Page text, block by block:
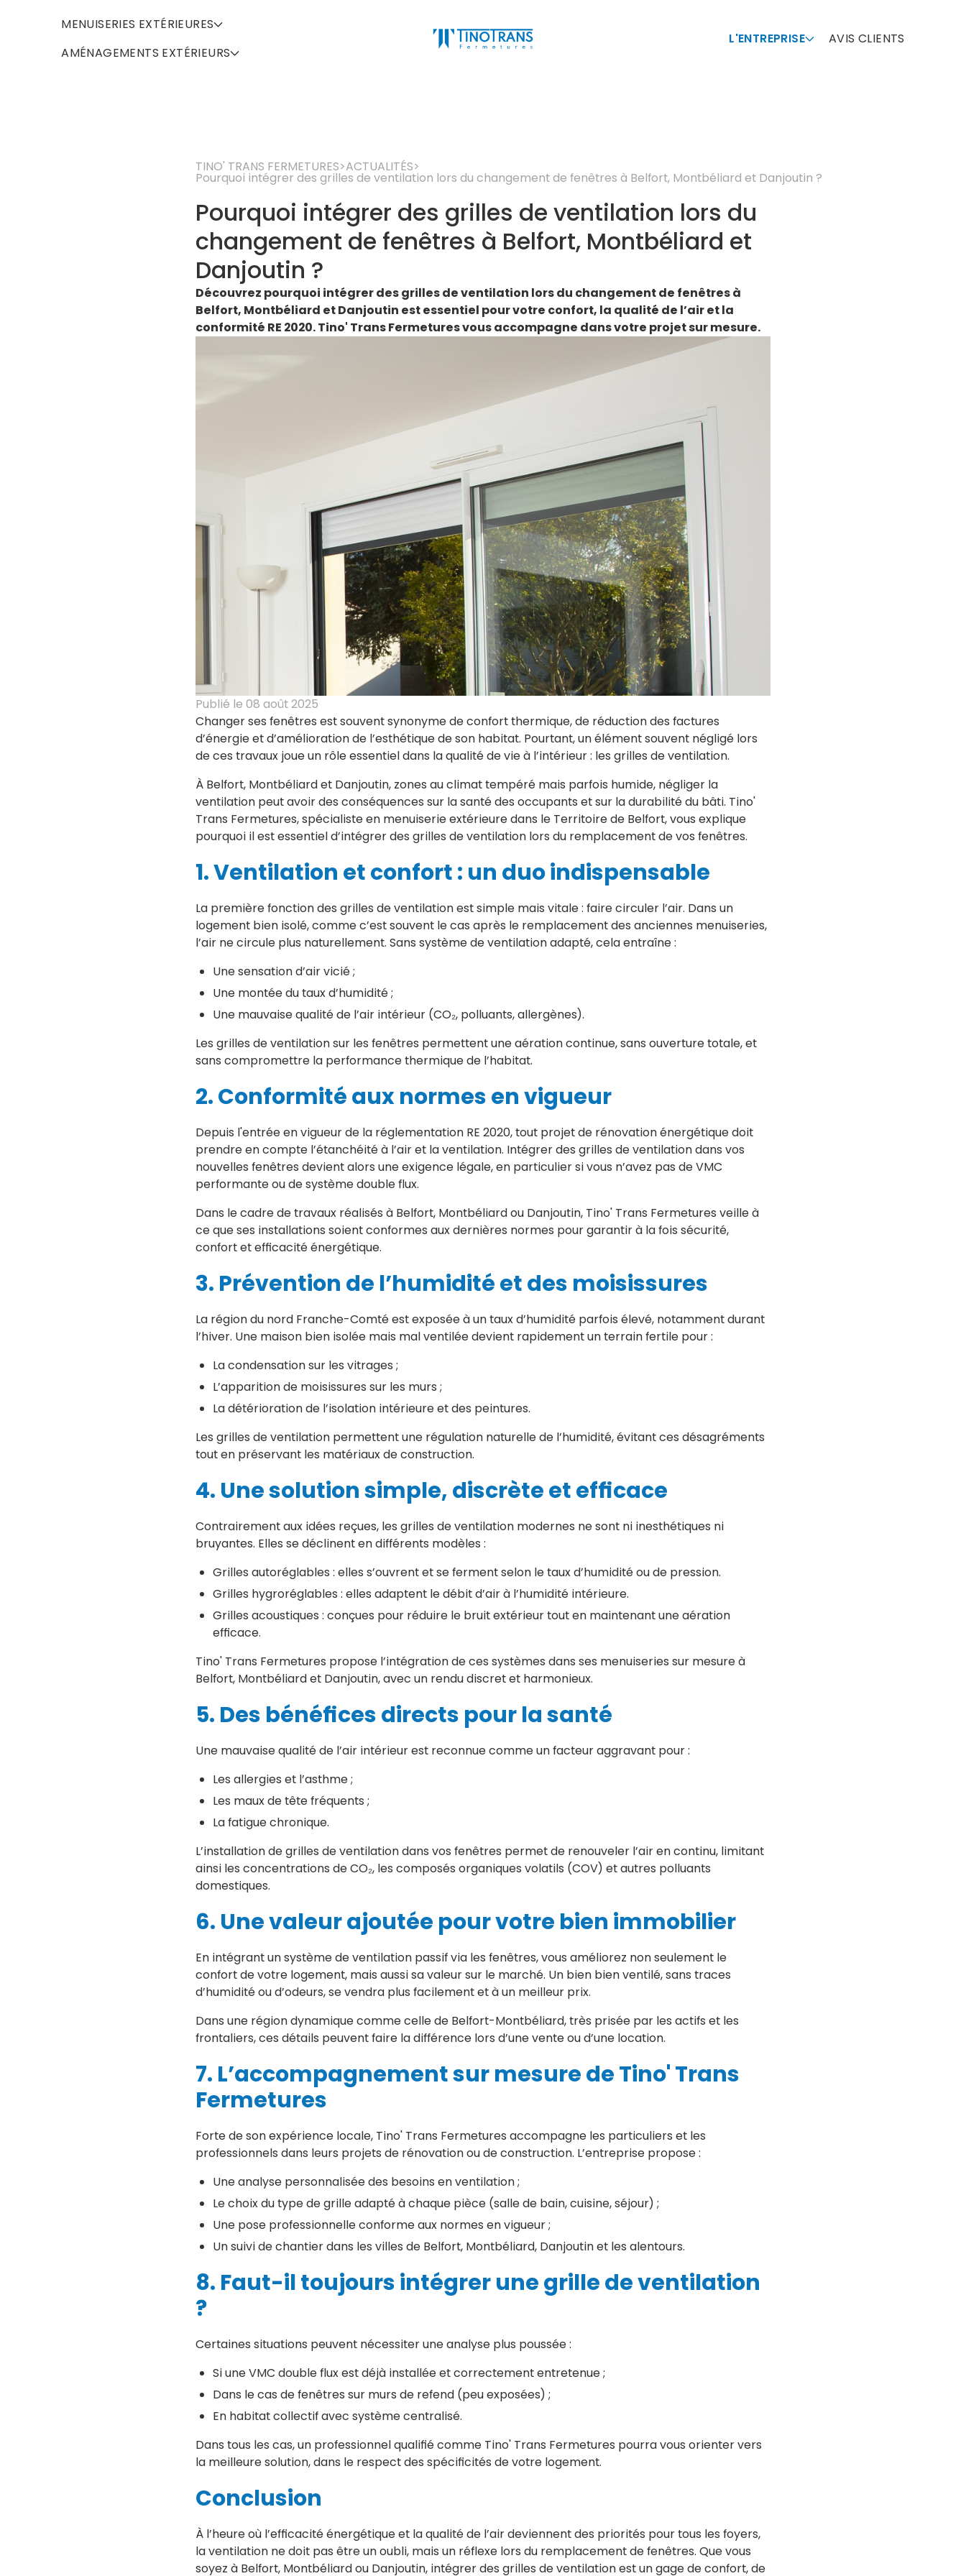
MENUISERIES EXTÉRIEURES
AMÉNAGEMENTS EXTÉRIEURS
L'ENTREPRISE AVIS CLIENTS
TINO' TRANS FERMETURES>ACTUALITÉS>
Pourquoi intégrer des grilles de ventilation lors du changement de fenêtres à Belfort, Montbéliard et Danjoutin ?
Pourquoi intégrer des grilles de ventilation lors du
changement de fenêtres à Belfort, Montbéliard et
Danjoutin ?
Découvrez pourquoi intégrer des grilles de ventilation lors du changement de fenêtres à
Belfort, Montbéliard et Danjoutin est essentiel pour votre confort, la qualité de l’air et la
conformité RE 2020. Tino' Trans Fermetures vous accompagne dans votre projet sur mesure.
Publié le 08 août 2025
Changer ses fenêtres est souvent synonyme de confort thermique, de réduction des factures
d’énergie et d’amélioration de l’esthétique de son habitat. Pourtant, un élément souvent négligé lors
de ces travaux joue un rôle essentiel dans la qualité de vie à l’intérieur : les grilles de ventilation.
À Belfort, Montbéliard et Danjoutin, zones au climat tempéré mais parfois humide, négliger la
ventilation peut avoir des conséquences sur la santé des occupants et sur la durabilité du bâti. Tino'
Trans Fermetures, spécialiste en menuiserie extérieure dans le Territoire de Belfort, vous explique
pourquoi il est essentiel d’intégrer des grilles de ventilation lors du remplacement de vos fenêtres.
1. Ventilation et confort : un duo indispensable
La première fonction des grilles de ventilation est simple mais vitale : faire circuler l’air. Dans un
logement bien isolé, comme c’est souvent le cas après le remplacement des anciennes menuiseries,
l’air ne circule plus naturellement. Sans système de ventilation adapté, cela entraîne :
Une sensation d’air vicié ;
Une montée du taux d’humidité ;
Une mauvaise qualité de l’air intérieur (CO₂, polluants, allergènes).
Les grilles de ventilation sur les fenêtres permettent une aération continue, sans ouverture totale, et
sans compromettre la performance thermique de l’habitat.
2. Conformité aux normes en vigueur
Depuis l'entrée en vigueur de la réglementation RE 2020, tout projet de rénovation énergétique doit
prendre en compte l’étanchéité à l’air et la ventilation. Intégrer des grilles de ventilation dans vos
nouvelles fenêtres devient alors une exigence légale, en particulier si vous n’avez pas de VMC
performante ou de système double flux.
Dans le cadre de travaux réalisés à Belfort, Montbéliard ou Danjoutin, Tino' Trans Fermetures veille à
ce que ses installations soient conformes aux dernières normes pour garantir à la fois sécurité,
confort et efficacité énergétique.
3. Prévention de l’humidité et des moisissures
La région du nord Franche-Comté est exposée à un taux d’humidité parfois élevé, notamment durant
l’hiver. Une maison bien isolée mais mal ventilée devient rapidement un terrain fertile pour :
La condensation sur les vitrages ;
L’apparition de moisissures sur les murs ;
La détérioration de l’isolation intérieure et des peintures.
Les grilles de ventilation permettent une régulation naturelle de l’humidité, évitant ces désagréments
tout en préservant les matériaux de construction.
4. Une solution simple, discrète et efficace
Contrairement aux idées reçues, les grilles de ventilation modernes ne sont ni inesthétiques ni
bruyantes. Elles se déclinent en différents modèles :
Grilles autoréglables : elles s’ouvrent et se ferment selon le taux d’humidité ou de pression.
Grilles hygroréglables : elles adaptent le débit d’air à l’humidité intérieure.
Grilles acoustiques : conçues pour réduire le bruit extérieur tout en maintenant une aération
efficace.
Tino' Trans Fermetures propose l’intégration de ces systèmes dans ses menuiseries sur mesure à
Belfort, Montbéliard et Danjoutin, avec un rendu discret et harmonieux.
5. Des bénéfices directs pour la santé
Une mauvaise qualité de l’air intérieur est reconnue comme un facteur aggravant pour :
Les allergies et l’asthme ;
Les maux de tête fréquents ;
La fatigue chronique.
L’installation de grilles de ventilation dans vos fenêtres permet de renouveler l’air en continu, limitant
ainsi les concentrations de CO₂, les composés organiques volatils (COV) et autres polluants
domestiques.
6. Une valeur ajoutée pour votre bien immobilier
En intégrant un système de ventilation passif via les fenêtres, vous améliorez non seulement le
confort de votre logement, mais aussi sa valeur sur le marché. Un bien bien ventilé, sans traces
d’humidité ou d’odeurs, se vendra plus facilement et à un meilleur prix.
Dans une région dynamique comme celle de Belfort-Montbéliard, très prisée par les actifs et les
frontaliers, ces détails peuvent faire la différence lors d’une vente ou d’une location.
7. L’accompagnement sur mesure de Tino' Trans
Fermetures
Forte de son expérience locale, Tino' Trans Fermetures accompagne les particuliers et les
professionnels dans leurs projets de rénovation ou de construction. L’entreprise propose :
Une analyse personnalisée des besoins en ventilation ;
Le choix du type de grille adapté à chaque pièce (salle de bain, cuisine, séjour) ;
Une pose professionnelle conforme aux normes en vigueur ;
Un suivi de chantier dans les villes de Belfort, Montbéliard, Danjoutin et les alentours.
8. Faut-il toujours intégrer une grille de ventilation
?
Certaines situations peuvent nécessiter une analyse plus poussée :
Si une VMC double flux est déjà installée et correctement entretenue ;
Dans le cas de fenêtres sur murs de refend (peu exposées) ;
En habitat collectif avec système centralisé.
Dans tous les cas, un professionnel qualifié comme Tino' Trans Fermetures pourra vous orienter vers
la meilleure solution, dans le respect des spécificités de votre logement.
Conclusion
À l’heure où l’efficacité énergétique et la qualité de l’air deviennent des priorités pour tous les foyers,
la ventilation ne doit pas être un oubli, mais un réflexe lors du remplacement de fenêtres. Que vous
soyez à Belfort, Montbéliard ou Danjoutin, intégrer des grilles de ventilation est un gage de confort, de